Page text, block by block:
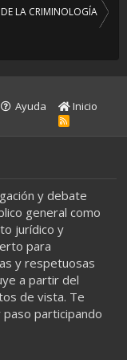
LA CRIMINOLOGÍA
Ayuda Inicio
R
y debate
general como
jurídico y
para
y respetuosas
a partir del
de vista. Te
participando